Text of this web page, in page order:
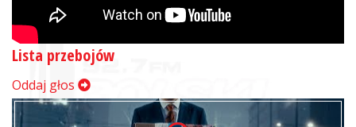
Lista przebojów
Oddaj głos